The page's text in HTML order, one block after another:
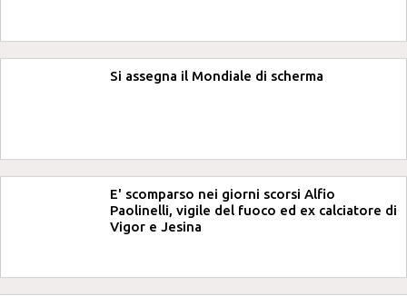
Si assegna il Mondiale di scherma
E' scomparso nei giorni scorsi Alfio
Paolinelli, vigile del fuoco ed ex calciatore di
Vigor e Jesina